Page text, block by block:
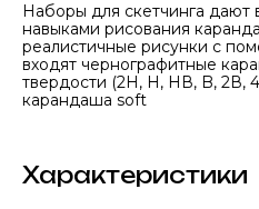
Наборы для скетчинга дают
навыками рисования
реалистичные рисунки с
входят чернографитные
твердости (2H, H, НВ, B, 2В,
карандаша soft
Характеристики